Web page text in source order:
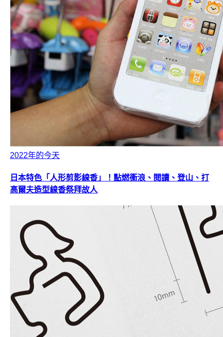
2022年的今天
日本特色「人形剪影線香」！點燃衝浪、閱讀、登山、打
高爾夫造型線香祭拜故人